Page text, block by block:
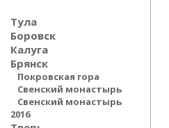
Тула
Боровск
Калуга
Брянск
Покровская гора
Свенский монастырь
Свенский монастырь
2016